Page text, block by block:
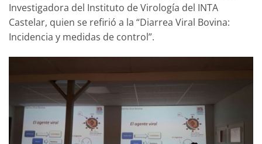
Investigadora del Instituto de Virología del INTA
Castelar, quien se refirió a la “Diarrea Viral Bovina:
Incidencia y medidas de control”.